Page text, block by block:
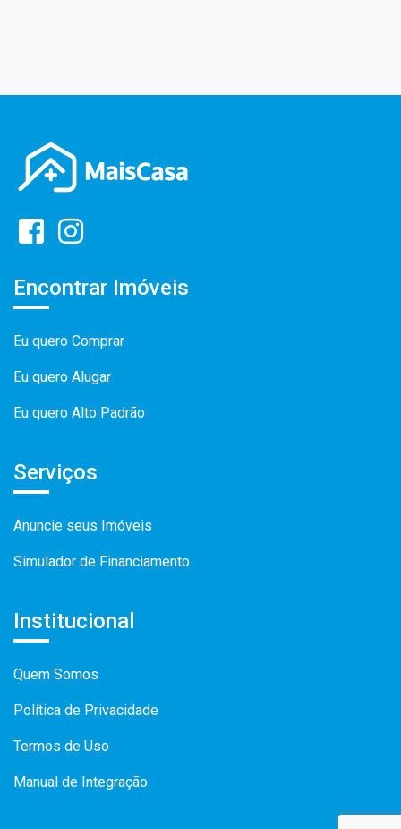
Encontrar Imóveis
Eu quero Comprar
Eu quero Alugar
Eu quero Alto Padrão
Serviços
Anuncie seus Imóveis
Simulador de Financiamento
Institucional
Quem Somos
Política de Privacidade
Termos de Uso
Manual de Integração